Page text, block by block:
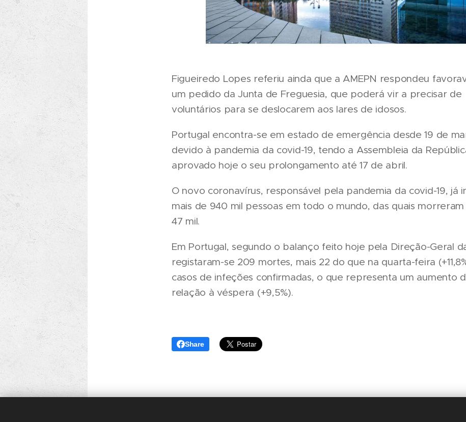
Figueiredo Lopes referiu ainda que a AMEPN respondeu
um pedido da Junta de Freguesia, que poderá vir a precisar de
voluntários para se deslocarem aos lares de idosos.
Portugal encontra-se em estado de emergência desde 19 de
devido à pandemia da covid-19, tendo a Assembleia da
aprovado hoje o seu prolongamento até 17 de abril.
O novo coronavírus, responsável pela pandemia da covid-19, já
mais de 940 mil pessoas em todo o mundo, das quais morreram
47 mil.
Em Portugal, segundo o balanço feito hoje pela Direção-Geral
registaram-se 209 mortes, mais 22 do que na quarta-feira
casos de infeções confirmadas, o que representa um aumento
relação à véspera (+9,5%).
Share